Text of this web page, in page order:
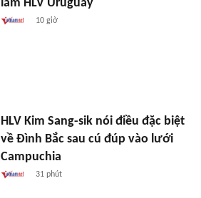
làm HLV Uruguay
10 giờ
HLV Kim Sang-sik nói điều đặc biệt
về Đình Bắc sau cú đúp vào lưới
Campuchia
31 phút